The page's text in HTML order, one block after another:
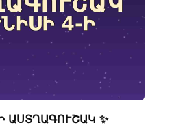
ԱՍՏՂԱԳՈՒՇԱԿ ✨